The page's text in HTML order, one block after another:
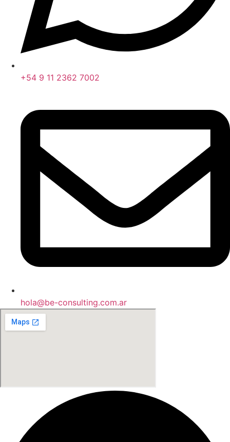
+54 9 11 2362 7002
hola@be-consulting.com.ar